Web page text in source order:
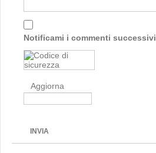
Notificami i commenti successivi
Aggiorna
INVIA